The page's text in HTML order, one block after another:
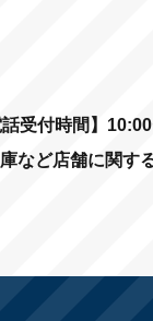
受付時間】
など店舗に関す